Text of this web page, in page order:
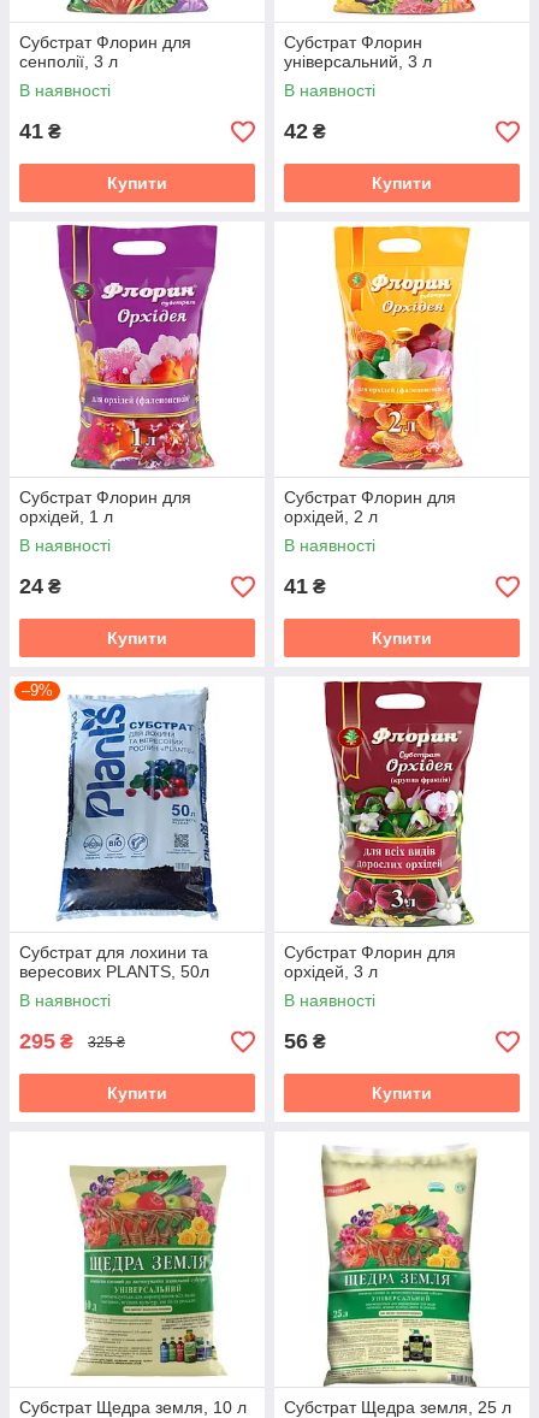
Субстрат Флорин для
сенполії, 3 л
В наявності
41 ₴
Купити
Субстрат Флорин
універсальний, 3 л
В наявності
42 ₴
Купити
Субстрат Флорин для
орхідей, 1 л
В наявності
24 ₴
Купити
Субстрат Флорин для
орхідей, 2 л
В наявності
41 ₴
Купити
–9%
Субстрат для лохини та
вересових PLANTS, 50л
В наявності
295 ₴ 325 ₴
Купити
Субстрат Флорин для
орхідей, 3 л
В наявності
56 ₴
Купити
Субстрат Щедра земля, 10 л
Субстрат Щедра земля, 25 л